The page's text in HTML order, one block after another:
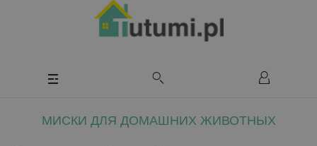
МИСКИ ДЛЯ ДОМАШНИХ ЖИВОТНЫХ